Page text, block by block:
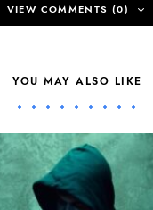
VIEW COMMENTS (0)
YOU MAY ALSO LIKE